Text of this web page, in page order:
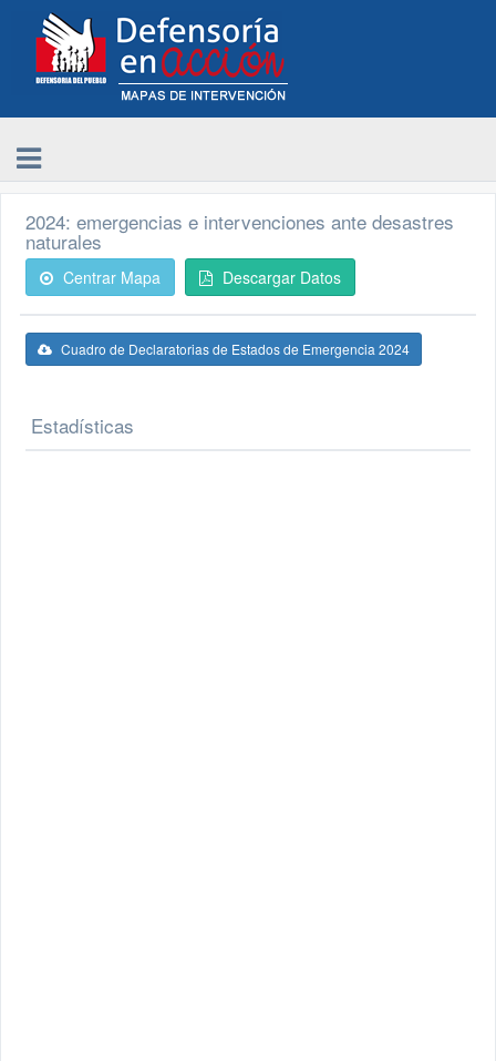
2024: emergencias e intervenciones ante desastres
naturales
Centrar Mapa Descargar Datos
Cuadro de Declaratorias de Estados de Emergencia 2024
Estadísticas